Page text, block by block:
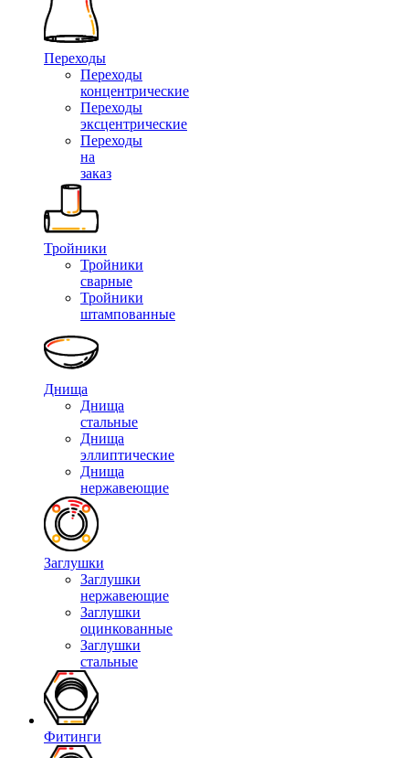
Переходы
Переходы
концентрические
Переходы
эксцентрические
Переходы
на
заказ
Тройники
Тройники
сварные
Тройники
штампованные
Днища
Днища
стальные
Днища
эллиптические
Днища
нержавеющие
Заглушки
Заглушки
нержавеющие
Заглушки
оцинкованные
Заглушки
стальные
Фитинги